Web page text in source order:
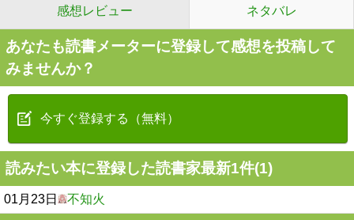
感想レビュー ネタバレ
あなたも読書メーターに登録して感想を投稿して
みませんか？
今すぐ登録する（無料）
読みたい本に登録した読書家最新1件(1)
01月23日 不知火